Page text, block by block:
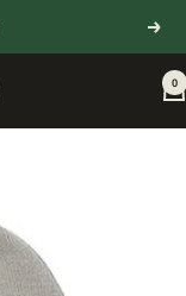
次
へ
0